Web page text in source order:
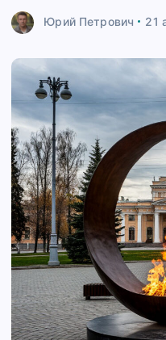
Юрий Петрович 21